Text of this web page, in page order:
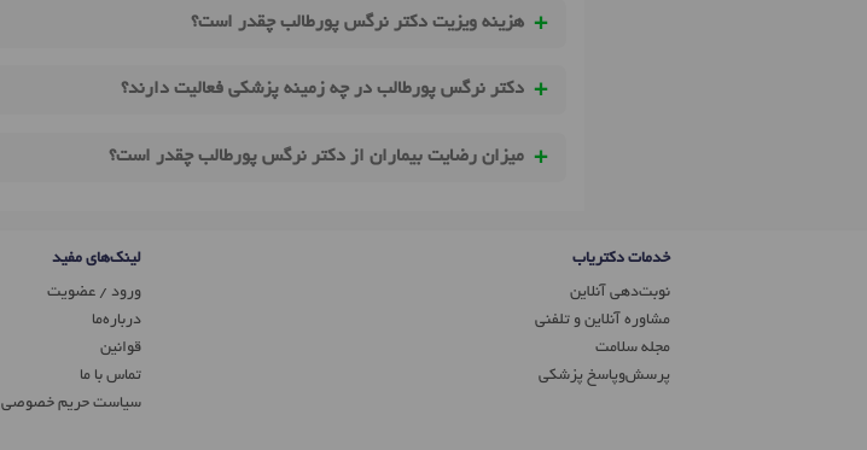
هزینه ویزیت دکتر نرگس پورطالب چقدر است؟
دکتر نرگس پورطالب در چه زمینه پزشکی فعالیت دارند؟
میزان رضایت بیماران از دکتر نرگس پورطالب چقدر است؟
خدمات دکتریاب
نوبت‌دهی آنلاین
مشاوره آنلاین و تلفنی
مجله سلامت
پرسش‌و‌پاسخ پزشکی
لینک‌های مفید
ورود / عضویت
درباره‌ما
قوانین
تماس ‌با ما
سیاست حریم خصوصی